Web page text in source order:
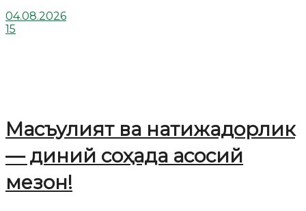
04.08.2026
15
Масъулият ва натижадорлик
— диний соҳада асосий
мезон!